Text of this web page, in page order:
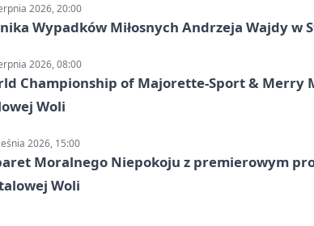
2026, 20:00
Wypadków Miłosnych Andrzeja Wajdy w
2026, 08:00
Championship of Majorette-Sport & Merry
Woli
2026, 15:00
Moralnego Niepokoju z premierowym
Woli